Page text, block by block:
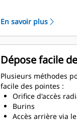
Le collier d'usure
long de 66 % que
système G
La conception de
rotation garantit
positionnement
éviter l'usure sur
supports
L'eau peut
d'accès radial du
En savoir plus
Dépose facile
Plusieurs méthodes
facile des pointes :
Orifice d'accès
Burins
Accès arrière via